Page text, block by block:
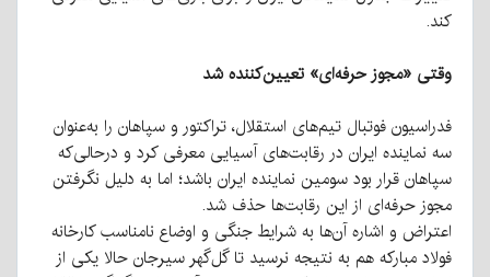
کند.
وقتی «مجوز حرفه‌ای» تعیین‌کننده شد
فدراسیون فوتبال تیم‌های استقلال، تراکتور و سپاهان را به‌عنوان
سه نماینده ایران در رقابت‌های آسیایی معرفی کرد و درحالی‌که
سپاهان قرار بود سومین نماینده ایران باشد؛ اما به دلیل نگرفتن
مجوز حرفه‌ای از این رقابت‌ها حذف شد.
اعتراض و اشاره آن‌ها به شرایط جنگی و اوضاع نامناسب کارخانه
فولاد مبارکه هم به نتیجه نرسید تا گل‌گهر سیرجان حالا یکی از